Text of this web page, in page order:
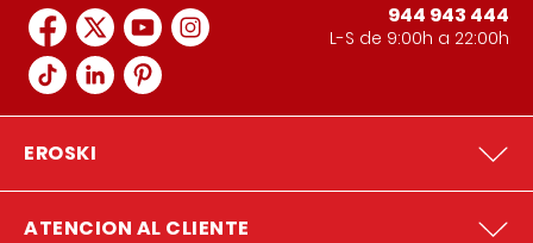
944 943 444
L-S de 9:00h a 22:00h
EROSKI
ATENCION AL CLIENTE